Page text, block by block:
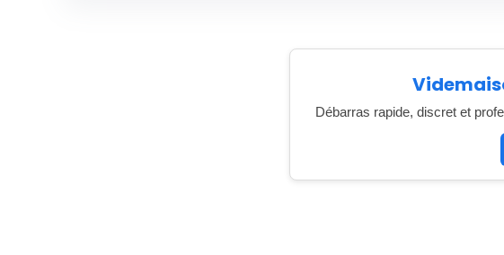
Débarras rapide, discret et